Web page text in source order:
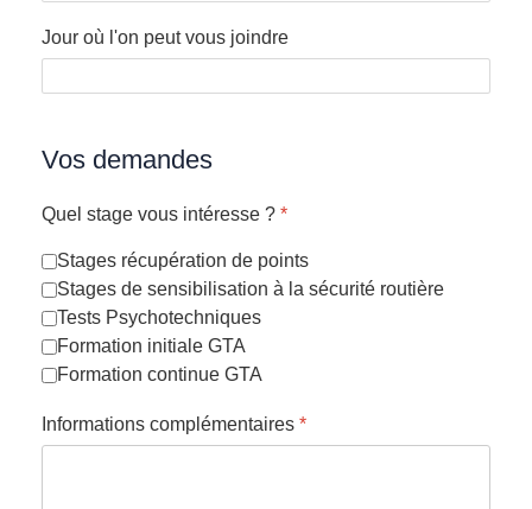
Jour où l'on peut vous joindre
Vos demandes
Quel stage vous intéresse ? *
Stages récupération de points
Stages de sensibilisation à la sécurité routière
Tests Psychotechniques
Formation initiale GTA
Formation continue GTA
Informations complémentaires *